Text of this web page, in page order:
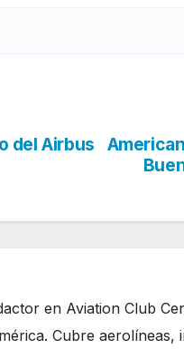
del Airbus
en Aviation Club
Cubre